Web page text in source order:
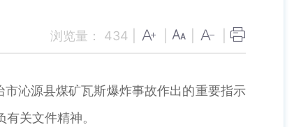
浏览量： 434
沁源县煤矿瓦斯爆炸事故作出的重要指示
关文件精神。